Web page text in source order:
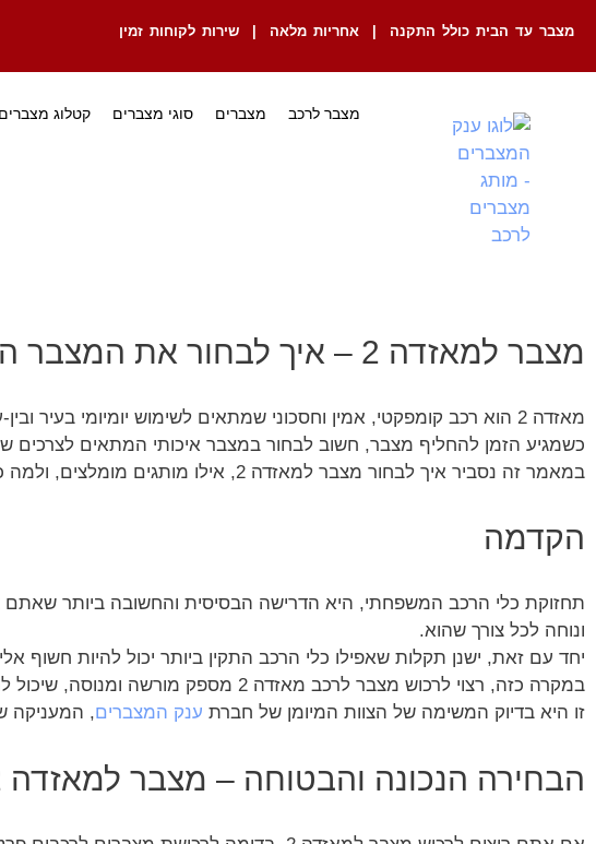
מצבר עד הבית כולל התקנה | אחריות מלאה | שירות לקוחות זמין
מצבר לרכב מצברים סוגי מצברים קטלוג מצברים
מצבר למאזדה 2 – איך לבחור את המצבר המושלם לרכב שלך?
מאזדה 2 הוא רכב קומפקטי, אמין וחסכוני שמתאים לשימוש יומיומי בעיר ובין-עירונית. כמו בכל רכב, גם במאזדה 2 המצבר משחק תפקיד מרכזי בפעולת הרכב.
כשמגיע הזמן להחליף מצבר, חשוב לבחור במצבר איכותי המתאים לצרכים
במאמר זה נסביר איך לבחור מצבר למאזדה 2, אילו מותגים מומלצים, ולמה כדאי לשקול שירות של מצבר עד הבית מבית ענק המצברים.
הקדמה
תחזוקת כלי הרכב המשפחתי, היא הדרישה הבסיסית והחשובה ביותר
ונוחה לכל צורך שהוא.
יחד עם זאת, ישנן תקלות שאפילו כלי הרכב התקין ביותר יכול להיות
במקרה כזה, רצוי לרכוש מצבר לרכב מאזדה 2 מספק מורשה ומנוסה, שיכול להציע לכם מבחר רחב של מותגי מצברים לרכב.
זו היא בדיוק המשימה של הצוות המיומן של חברת ענק המצברים, המעניקה
הבחירה הנכונה והבטוחה – מצבר למאזדה 2